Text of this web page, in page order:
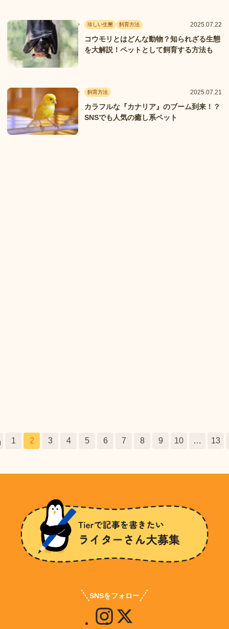
珍しい生態 飼育方法 2025.07.22
コウモリとはどんな動物？知られざる生態
を大解説！ペットとして飼育する方法も
飼育方法 2025.07.21
カラフルな『カナリア』のブーム到来！？
SNSでも人気の癒し系ペット
ペ
1 2 3 4 5 6 7 8 9 10 … 13
SNSをフォロー